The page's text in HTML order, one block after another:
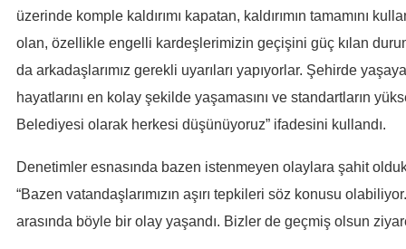
üzerinde komple kaldırımı kapatan, kaldırımın tamamını
olan, özellikle engelli kardeşlerimizin geçişini güç kılan
da arkadaşlarımız gerekli uyarıları yapıyorlar. Şehirde
hayatlarını en kolay şekilde yaşamasını ve standartların
Belediyesi olarak herkesi düşünüyoruz” ifadesini kullandı.
Denetimler esnasında bazen istenmeyen olaylara şahit
“Bazen vatandaşlarımızın aşırı tepkileri söz konusu
arasında böyle bir olay yaşandı. Bizler de geçmiş olsun